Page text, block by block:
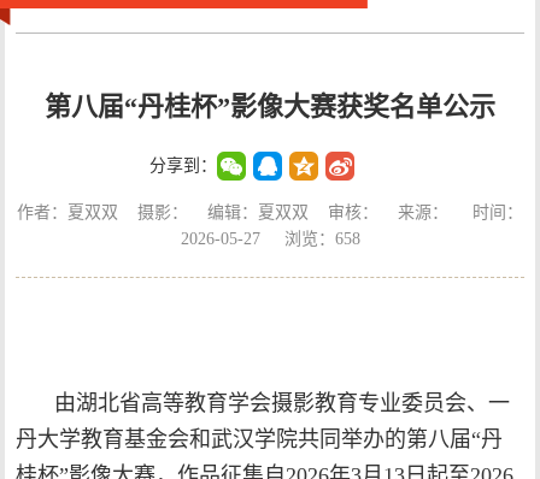
第八届“丹桂杯”影像大赛获奖名单公示
分享到：
作者：夏双双 摄影： 编辑：夏双双 审核： 来源： 时间：
2026-05-27 浏览： 658
由湖北省高等教育学会摄影教育专业委员会、一
丹大学教育基金会和武汉学院共同举办的第八届“丹